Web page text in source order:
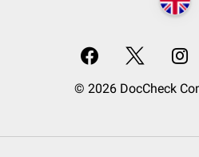
© 2026 DocCheck